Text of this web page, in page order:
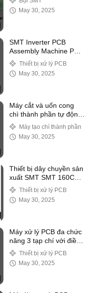
May 30, 2025
SMT Inverter PCB
Assembly Machine PCB
Flip Conveyor được
điều khiển bởi Omron
PLC
Thiết bị xử lý PCB
May 30, 2025
Máy cắt và uốn cong
chì thành phần tự động
tiết kiệm lao động C
301A
Máy tạo chì thành phần
May 30, 2025
Thiết bị dây chuyền sản
xuất SMT SMT 160C
Loader tạp chí hoạt
động dễ dàng
Thiết bị xử lý PCB
May 30, 2025
Máy xử lý PCB đa chức
năng 3 tạp chí với điều
khiển màn hình cảm
ứng
Thiết bị xử lý PCB
May 30, 2025